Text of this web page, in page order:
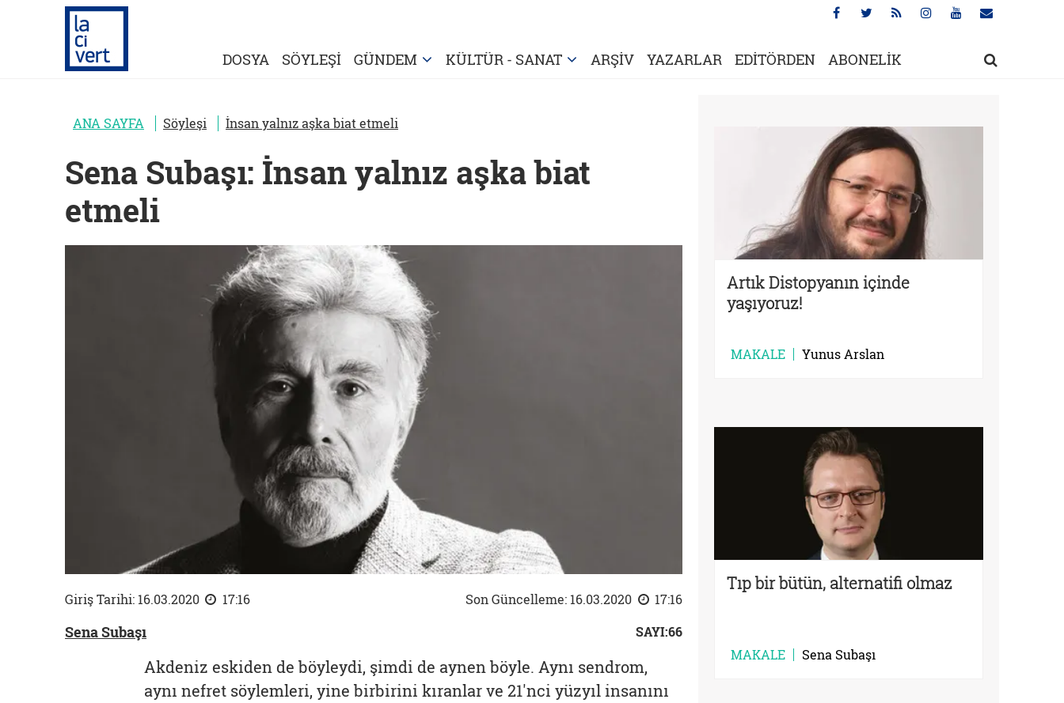
DOSYA SÖYLEŞİ GÜNDEM KÜLTÜR - SANAT ARŞİV YAZARLAR EDİTÖRDEN ABONELİK
ANA SAYFA Söyleşi İnsan yalnız aşka biat etmeli
Sena Subaşı: İnsan yalnız aşka biat
etmeli
Giriş Tarihi: 16.03.2020 17:16 Son Güncelleme: 16.03.2020 17:16
Sena Subaşı SAYI:66
Akdeniz eskiden de böyleydi, şimdi de aynen böyle. Aynı sendrom,
aynı nefret söylemleri, yine birbirini kıranlar ve 21'nci yüzyıl insanını
Artık Distopyanın içinde
yaşıyoruz!
MAKALE Yunus Arslan
Tıp bir bütün, alternatifi olmaz
MAKALE Sena Subaşı